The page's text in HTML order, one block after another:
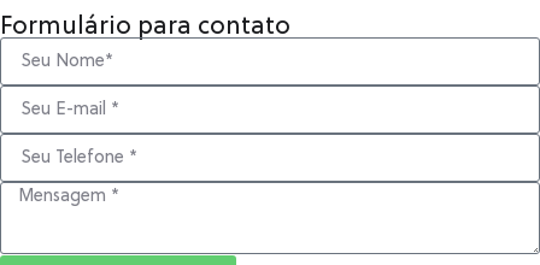
Formulário para contato